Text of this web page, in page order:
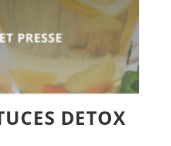
DETOX